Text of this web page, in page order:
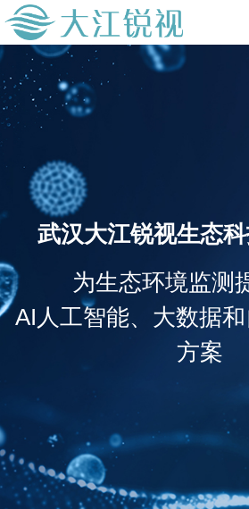
武汉大江锐视生态
为生态环境监测
AI人工智能、大数据
方案